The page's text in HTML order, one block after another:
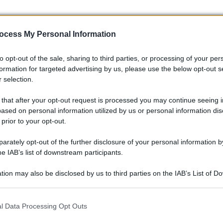
My Personal Information
opt-out of the sale, sharing to third parties, or processing of your
for targeted advertising by us, please use the below opt-out
selection.
that after your opt-out request is processed you may continue seeing
on personal information utilized by us or personal information
to your opt-out.
opt-out of the further disclosure of your personal information
IAB’s list of downstream participants.
may also be disclosed by us to third parties on the IAB’s List of
including but not limited to your visit or usage behaviour. You may
Data Processing Opt Outs
ti abbia fatto vedere la T sotto una luce diversa. È
Così, la prossima volta che passerai davanti a un casello,
significhi davvero quel simbolo! E tu, che ne pensi? Ti è mai
sapere nei commenti! 💬✨